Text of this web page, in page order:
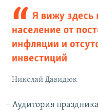
Я вижу здесь
население от
инфляции и
инвестиций
Николай Давидюк
– Аудитория